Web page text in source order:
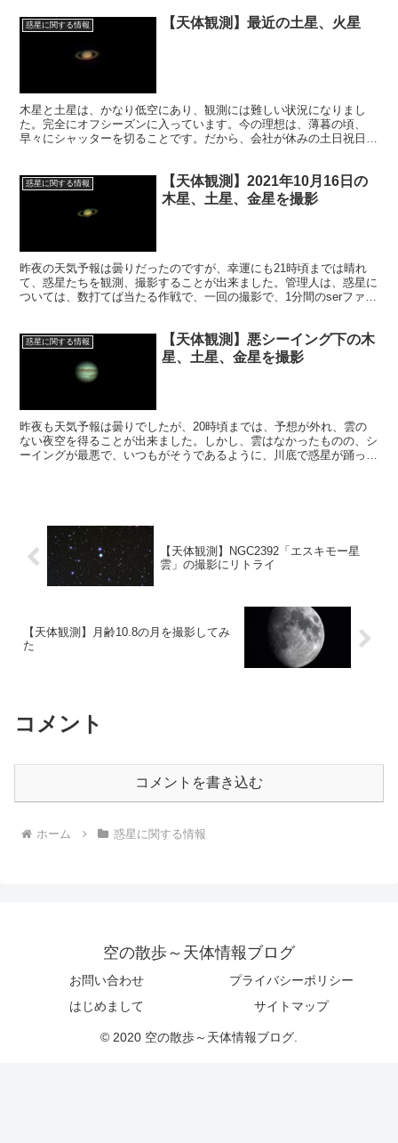
惑星に関する情報 【天体観測】最近の土星、火星
木星と土星は、かなり低空にあり、観測には難しい状況になりまし
た。完全にオフシーズンに入っています。今の理想は、薄暮の頃、
早々にシャッターを切ることです。だから、会社が休みの土日祝日
惑星に関する情報
【天体観測】2021年10月16日の
木星、土星、金星を撮影
昨夜の天気予報は曇りだったのですが、幸運にも21時頃までは晴れ
て、惑星たちを観測、撮影することが出来ました。管理人は、惑星に
ついては、数打てば当たる作戦で、一回の撮影で、1分間のserファイ
惑星に関する情報
【天体観測】悪シーイング下の木
星、土星、金星を撮影
昨夜も天気予報は曇りでしたが、20時頃までは、予想が外れ、雲の
ない夜空を得ることが出来ました。しかし、雲はなかったものの、シ
ーイングが最悪で、いつもがそうであるように、川底で惑星が踊って
【天体観測】NGC2392「エスキモー星
雲」の撮影にリトライ
【天体観測】月齢10.8の月を撮影してみ
た
コメント
コメントを書き込む
ホーム 惑星に関する情報
空の散歩～天体情報ブログ
お問い合わせ
プライバシーポリシー
はじめまして
サイトマップ
© 2020 空の散歩～天体情報ブログ.